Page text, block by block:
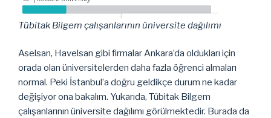
Tübitak Bilgem çalışanlarının üniversite dağılımı
Aselsan, Havelsan gibi firmalar Ankara’da oldukları için
orada olan üniversitelerden daha fazla öğrenci almaları
normal. Peki İstanbul’a doğru geldikçe durum ne kadar
değişiyor ona bakalım. Yukarıda, Tübitak Bilgem
çalışanlarının üniversite dağılımı görülmektedir. Burada da